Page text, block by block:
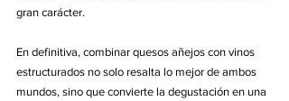
gran carácter.
En definitiva, combinar quesos añejos con vinos
estructurados no solo resalta lo mejor de ambos
mundos, sino que convierte la degustación en una